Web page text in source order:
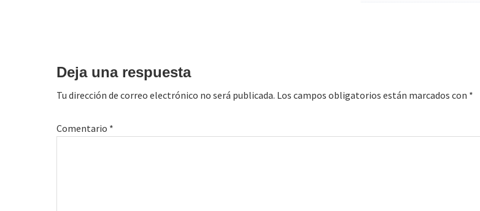
lectores
Deja una respuesta
Tu dirección de correo electrónico no será publicada. Los campos obligatorios están marcados con *
Comentario *